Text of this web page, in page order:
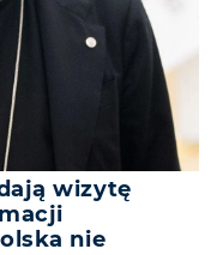
wizytę
nie